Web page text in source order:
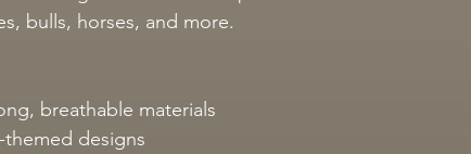
bulls, horses, and more.
breathable materials
themed designs